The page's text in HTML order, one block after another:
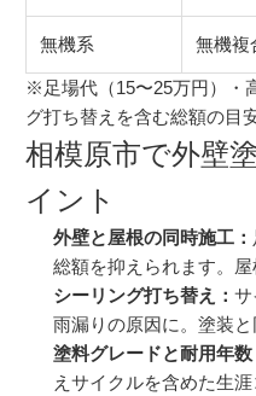
無機系 無機複
※足場代（15〜25万円）・
グ打ち替えを含む総額の目
相模原市で外壁
イント
外壁と屋根の同時施工：
総額を抑えられます。
シーリング打ち替え：サ
雨漏りの原因に。塗装と
塗料グレードと耐用年数
えサイクルを含めた生涯